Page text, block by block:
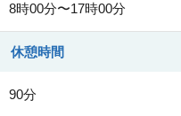
8時00分〜17時00分
休憩時間
90分